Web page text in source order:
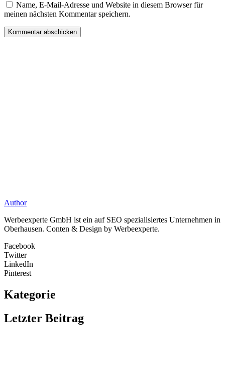
Name, E-Mail-Adresse und Website in diesem Browser für
meinen nächsten Kommentar speichern.
Author
Werbeexperte GmbH ist ein auf SEO spezialisiertes Unternehmen in
Oberhausen. Conten & Design by Werbeexperte.
Facebook
Twitter
LinkedIn
Pinterest
Kategorie
Letzter Beitrag